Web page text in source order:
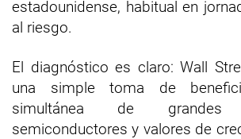
estadounidense, habitual en
al riesgo.
El diagnóstico es claro: Wall
una simple toma de
simultánea de grandes
semiconductores y valores de